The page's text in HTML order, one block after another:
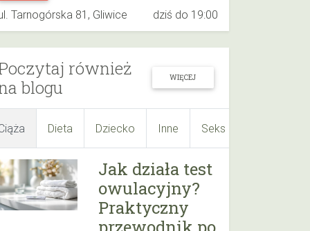
Tarnogórska 81, Gliwice dziś do 19:00
również
blogu
WIĘCEJ
Dieta Dziecko Inne Seks
Jak działa test
owulacyjny?
Praktyczny